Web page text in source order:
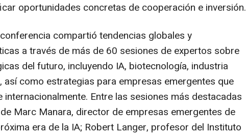
oportunidades concretas de cooperación e inversión.
compartió tendencias globales y
a través de más de 60 sesiones de expertos sobre
del futuro, incluyendo IA, biotecnología, industria
así como estrategias para empresas emergentes que
internacionalmente. Entre las sesiones más destacadas
Marc Manara, director de empresas emergentes de
era de la IA; Robert Langer, profesor del Instituto